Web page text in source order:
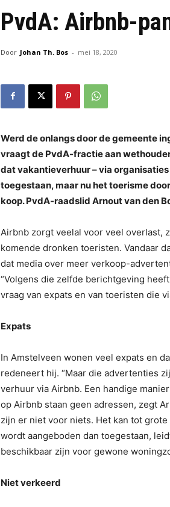
PvdA: Airbnb-
Door Johan Th. Bos - mei 18, 2020
Werd de onlangs door de gemeente
vraagt de PvdA-fractie aan
dat vakantieverhuur – via
toegestaan, maar nu het toerisme
koop. PvdA-raadslid Arnout van den
Airbnb zorgt veelal voor veel overlast,
komende dronken toeristen. Vandaar
dat media over meer verkoop-
“Volgens die zelfde berichtgeving
vraag van expats en van toeristen die
Expats
In Amstelveen wonen veel expats en
redeneert hij. “Maar die advertenties
verhuur via Airbnb. Een handige
op Airbnb staan geen adressen, zegt
zijn er niet voor niets. Het kan tot
wordt aangeboden dan toegestaan,
beschikbaar zijn voor gewone
Niet verkeerd